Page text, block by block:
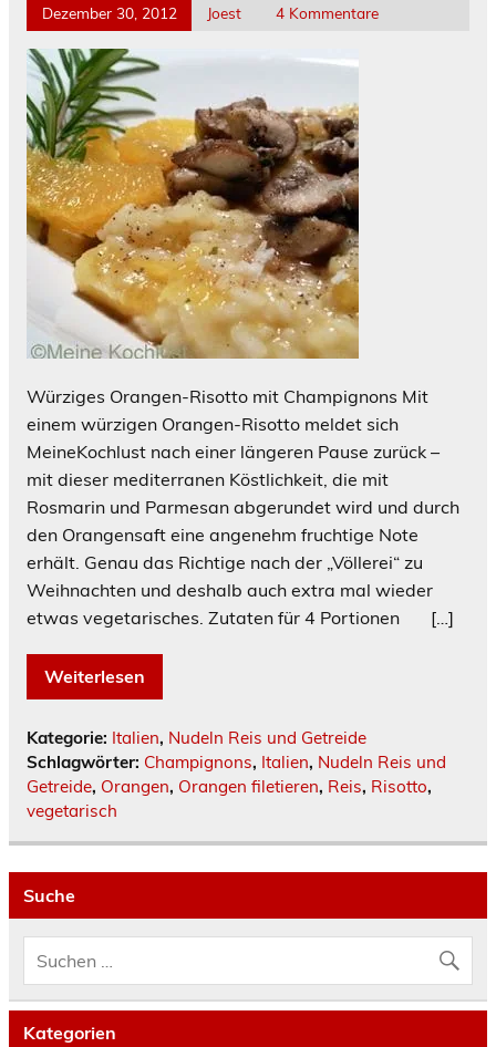
Dezember 30, 2012 Joest 4 Kommentare
Würziges Orangen-Risotto mit Champignons Mit
einem würzigen Orangen-Risotto meldet sich
MeineKochlust nach einer längeren Pause zurück –
mit dieser mediterranen Köstlichkeit, die mit
Rosmarin und Parmesan abgerundet wird und durch
den Orangensaft eine angenehm fruchtige Note
erhält. Genau das Richtige nach der „Völlerei“ zu
Weihnachten und deshalb auch extra mal wieder
etwas vegetarisches. Zutaten für 4 Portionen […]
Weiterlesen
Kategorie: Italien, Nudeln Reis und Getreide
Schlagwörter: Champignons, Italien, Nudeln Reis und
Getreide, Orangen, Orangen filetieren, Reis, Risotto,
vegetarisch
Suche
Kategorien